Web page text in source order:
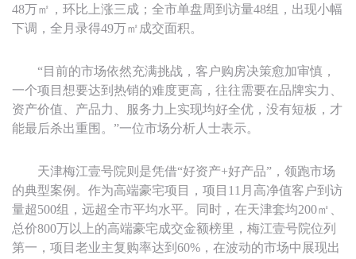
48万㎡，环比上涨三成；全市单盘周到访量48组，出现小幅
下调，全月录得49万㎡成交面积。
“目前的市场依然充满挑战，客户购房决策愈加审慎，
一个项目想要达到热销的难度更高，往往需要在品牌实力、
资产价值、产品力、服务力上实现均好全优，没有短板，才
能最后杀出重围。”一位市场分析人士表示。
天津梅江壹号院则是凭借“好资产+好产品”，领跑市场
的典型案例。作为高端豪宅项目，项目11月高净值客户到访
量超500组，远超全市平均水平。
同时，在天津套均200㎡
总价800万以上的高端豪宅成交金额榜里，梅江壹号院位列
第一，项目老业主复购率达到 60% ，在波动的市场中展现出